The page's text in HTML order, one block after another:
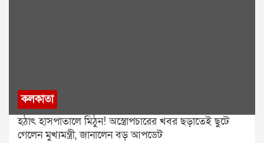
কলকাতা
হঠাৎ হাসপাতালে মিঠুন! অস্ত্রোপচারের খবর ছড়াতেই ছুটে
গেলেন মুখ্যমন্ত্রী, জানালেন বড় আপডেট